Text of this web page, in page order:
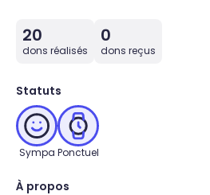
20
dons réalisés
0
dons reçus
Statuts
Sympa Ponctuel
À propos